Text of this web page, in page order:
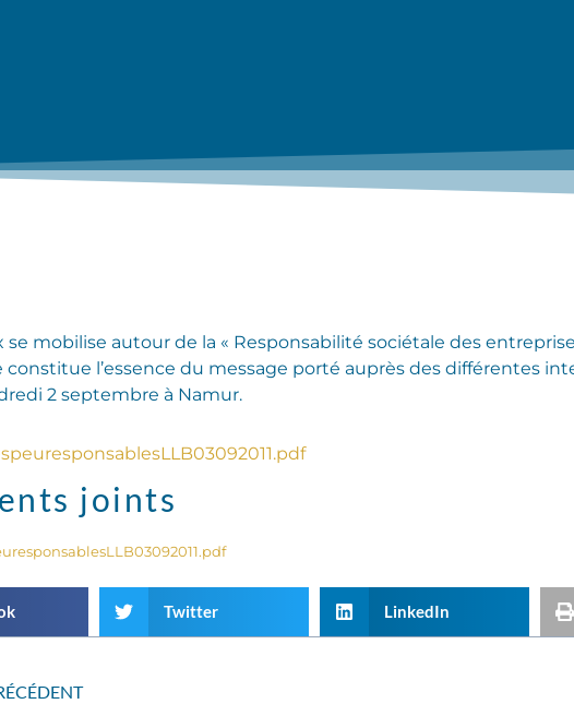
se mobilise autour de la « Responsabilité sociétale des
l’essence du message porté auprès des différentes
2 septembre à Namur.
joints
Twitter LinkedIn